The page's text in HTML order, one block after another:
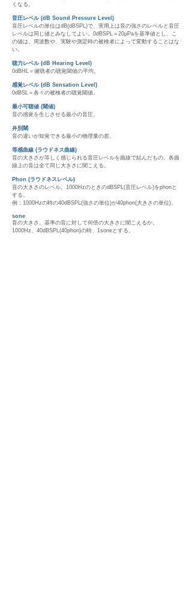
くなる。
音圧レベル (dB Sound Pressure Level)
音圧レベルの単位はdB(dBSPL)で、実用上は音の強さのレベルと音圧
レベルは同じ値とみなしてよい。0dBSPL＝20μPaを基準値とし、こ
の値は、周波数や、実験や測定時の被検者によって変動することはな
い。
聴力レベル (dB Hearing Level)
0dBHL＝健聴者の聴覚閾値の平均。
感覚レベル (dB Sensation Level)
0dBSL＝各々の被検者の聴覚閾値。
最小可聴値 (閾値)
音の感覚を生じさせる最小の音圧。
弁別閾
音の違いが知覚できる最小の物理量の差。
等感曲線 (ラウドネス曲線)
音の大きさが等しく感じられる音圧レベルを曲線で結んだもの。各曲
線上の音は全て同じ大きさに聞こえる。
Phon (ラウドネスレベル)
音の大きさのレベル。1000HzのときのdBSPL(音圧レベル)をphonと
する。
例：1000Hzの時の40dBSPL(強さの単位)が40phon(大きさの単位)。
sone
音の大きさ。基準の音に対して何倍の大きさに聞こえるか。
1000Hz、40dBSPL(40phon)の時、1soneとする。